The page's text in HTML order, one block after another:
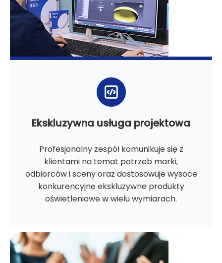
Ekskluzywna usługa projektowa
Profesjonalny zespół komunikuje się z
klientami na temat potrzeb marki,
odbiorców i sceny oraz dostosowuje wysoce
konkurencyjne ekskluzywne produkty
oświetleniowe w wielu wymiarach.